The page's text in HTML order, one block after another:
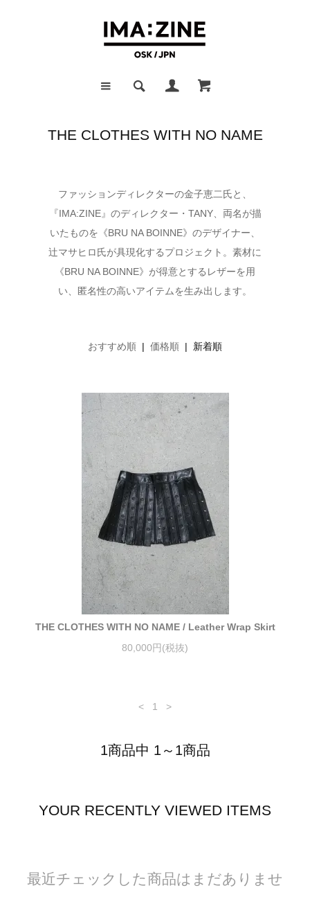
THE CLOTHES WITH NO NAME
ファッションディレクターの金子恵二氏と、
『IMA:ZINE』のディレクター・TANY、両名が描
いたものを《BRU NA BOINNE》のデザイナー、
辻マサヒロ氏が具現化するプロジェクト。素材に
《BRU NA BOINNE》が得意とするレザーを用
い、匿名性の高いアイテムを生み出します。
おすすめ順 | 価格順 | 新着順
THE CLOTHES WITH NO NAME / Leather Wrap Skirt
80,000円(税抜)
< 1 >
1商品中 1～1商品
YOUR RECENTLY VIEWED ITEMS
最近チェックした商品はまだありませ